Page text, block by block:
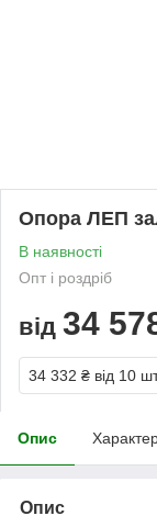
Опора ЛЕП
В наявності
Опт і роздріб
від 34
34 332 ₴ від 10
Опис
Опис